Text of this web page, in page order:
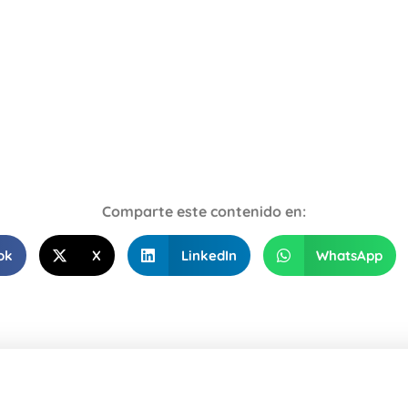
Comparte este contenido en:
X LinkedIn WhatsApp